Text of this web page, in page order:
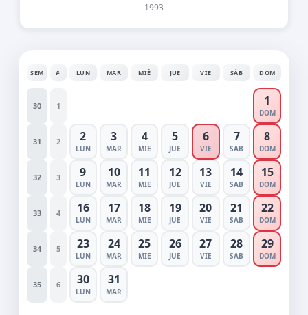
1993
SEM # LUN MAR MIÉ JUE VIE SÁB DOM
30 1 1
DOM
31 2 2
LUN
3
MAR
4
MIE
5
JUE
6
VIE
7
SAB
8
DOM
32 3 9
LUN
10
MAR
11
MIE
12
JUE
13
VIE
14
SAB
15
DOM
33 4 16
LUN
17
MAR
18
MIE
19
JUE
20
VIE
21
SAB
22
DOM
34 5 23
LUN
24
MAR
25
MIE
26
JUE
27
VIE
28
SAB
29
DOM
35 6 30
LUN
31
MAR